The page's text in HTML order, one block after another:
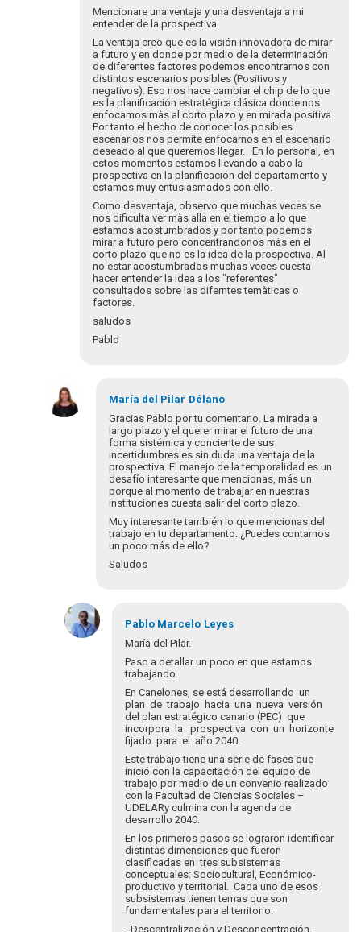
blutman@gmail.com
Mencionare una ventaja y una desventaja a mi
entender de la prospectiva.
La ventaja creo que es la visión innovadora de mirar
a futuro y en donde por medio de la determinación
de diferentes factores podemos encontrarnos con
distintos escenarios posibles (Positivos y
negativos). Eso nos hace cambiar el chip de lo que
es la planificación estratégica clásica donde nos
enfocamos màs al corto plazo y en mirada positiva.
Por tanto el hecho de conocer los posibles
escenarios nos permite enfocarnos en el escenario
deseado al que queremos llegar. En lo personal, en
estos momentos estamos llevando a cabo la
prospectiva en la planificación del departamento y
estamos muy entusiasmados con ello.
Como desventaja, observo que muchas veces se
nos dificulta ver màs alla en el tiempo a lo que
estamos acostumbrados y por tanto podemos
mirar a futuro pero concentrandonos màs en el
corto plazo que no es la idea de la prospectiva. Al
no estar acostumbrados muchas veces cuesta
hacer entender la idea a los "referentes"
consultados sobre las diferntes temàticas o
factores.
saludos
Pablo
María del Pilar Délano
Gracias Pablo por tu comentario. La mirada a
largo plazo y el querer mirar el futuro de una
forma sistémica y conciente de sus
incertidumbres es sin duda una ventaja de la
prospectiva. El manejo de la temporalidad es un
desafío interesante que mencionas, más un
porque al momento de trabajar en nuestras
instituciones cuesta salir del corto plazo.
Muy interesante también lo que mencionas del
trabajo en tu departamento. ¿Puedes contarnos
un poco más de ello?
Saludos
respuesta
Pablo Marcelo Leyes
María del Pilar.
Paso a detallar un poco en que estamos
trabajando.
En Canelones, se está desarrollando un
plan de trabajo hacia una nueva versión
del plan estratégico canario (PEC) que
incorpora la prospectiva con un horizonte
fijado para el año 2040.
Este trabajo tiene una serie de fases que
inició con la capacitación del equipo de
trabajo por medio de un convenio realizado
con la Facultad de Ciencias Sociales –
UDELARy culmina con la agenda de
desarrollo 2040.
En los primeros pasos se lograron identificar
distintas dimensiones que fueron
clasificadas en tres subsistemas
conceptuales: Sociocultural, Económico-
productivo y territorial. Cada uno de esos
subsistemas tienen temas que son
fundamentales para el territorio:
- Descentralización y Desconcentración.